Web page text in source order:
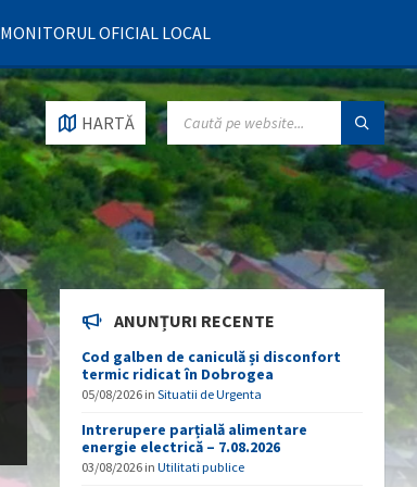
MONITORUL OFICIAL LOCAL
HARTĂ
SEARCH:
ANUNȚURI RECENTE
Cod galben de caniculă și disconfort
termic ridicat în Dobrogea
05/08/2026 inSituatii de Urgenta
Intrerupere parțială alimentare
energie electrică – 7.08.2026
03/08/2026 inUtilitati publice